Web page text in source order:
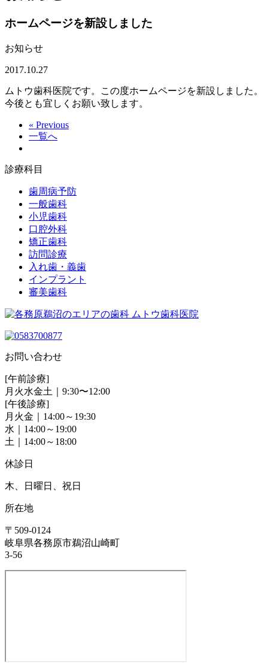
ホームページを新設しました
お知らせ
2017.10.27
ムトウ歯科医院です。この度ホームページを新設しました。
今後とも宜しくお願い致します。
« Previous
一覧へ
診療科目
歯周病予防
一般歯科
小児歯科
口腔外科
矯正歯科
訪問診療
入れ歯・義歯
インプラント
審美歯科
お問い合わせ
[午前診療]
月火水金土｜9:30〜12:00
[午後診療]
月火金｜14:00～19:30
水｜14:00～19:00
土｜14:00～18:00
休診日
木、日曜日、祝日
所在地
〒509-0124
岐阜県各務原市鵜沼山崎町
3-56